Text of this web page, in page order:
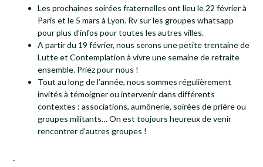
Les prochaines soirées fraternelles ont lieu le 22 février à
Paris et le 5 mars à Lyon. Rv sur les groupes whatsapp
pour plus d’infos pour toutes les autres villes.
A partir du 19 février, nous serons une petite trentaine de
Lutte et Contemplation à vivre une semaine de retraite
ensemble. Priez pour nous !
Tout au long de l’année, nous sommes régulièrement
invités à témoigner ou intervenir dans différents
contextes : associations, aumônerie, soirées de prière ou
groupes militants… On est toujours heureux de venir
rencontrer d’autres groupes !